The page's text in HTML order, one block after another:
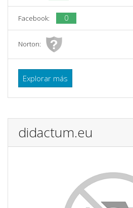
Facebook: 0
Norton:
Explorar más
didactum.eu